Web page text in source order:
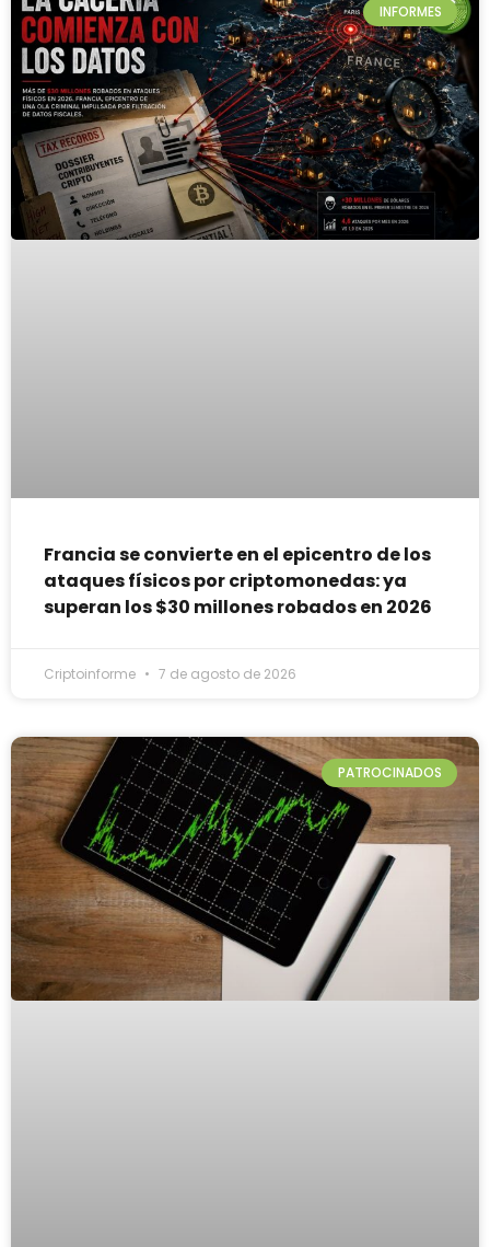
INFORMES
Francia se convierte en el epicentro de los
ataques físicos por criptomonedas: ya
superan los $30 millones robados en 2026
Criptoinforme 7 de agosto de 2026
PATROCINADOS